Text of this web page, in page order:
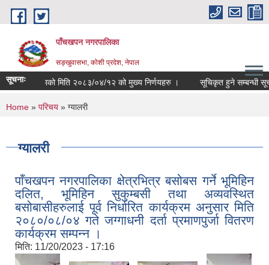
Skip to main content
पाँचखपन नगरपालिका
सङ्खु‍वासभा, कोशी प्रदेश, नेपाल
सूचनाः मिति २०८३/०४/१२ को मुख्य निर्णयहरु । सूचिकृत हुने सम्बन्धी सूचना ।
You are here
Home » परिचय » ग्यालरी
ग्यालरी
पाँचखपन नगरपालिका क्षेत्रभित्र बसोबस गर्ने भूमिहिन
दलित, भूमिहिन सुकुम्बसी तथा अव्यवस्थित
बसोबासीहरुलाई पूर्व निर्धारित कार्यक्रम अनुसार मिति
२०८०/०८/०४ गते जग्गाधनी दर्ता प्रमाणपुर्जा वितरण
कार्यक्रम सम्पन्न ।
मिति: 11/20/2023 - 17:16